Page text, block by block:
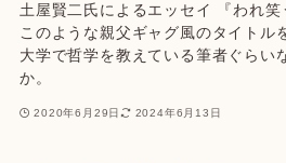
土屋賢二氏によるエッセイ 『われ笑
このような親父ギャグ風のタイトル
大学で哲学を教えている筆者ぐらい
か。
2020年6月29日 2024年6月13日